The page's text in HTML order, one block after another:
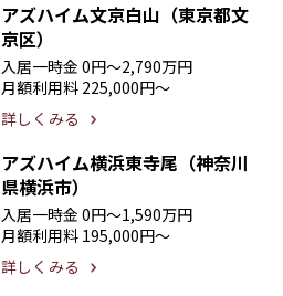
アズハイム文京白山（東京都文
京区）
入居一時金 0円〜2,790万円
月額利用料 225,000円〜
詳しくみる
アズハイム横浜東寺尾（神奈川
県横浜市）
入居一時金 0円〜1,590万円
月額利用料 195,000円〜
詳しくみる